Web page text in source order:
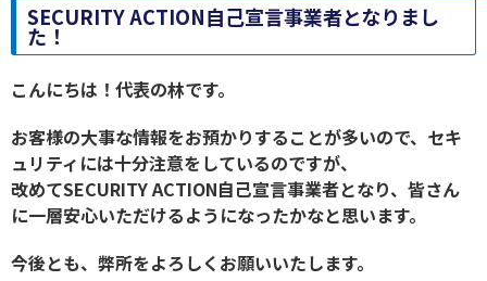
SECURITY ACTION自己宣言事業者となりまし
た！
こんにちは！代表の林です。
お客様の大事な情報をお預かりすることが多いので、セキ
ュリティには十分注意をしているのですが、
改めてSECURITY ACTION自己宣言事業者となり、皆さん
に一層安心いただけるようになったかなと思います。
今後とも、弊所をよろしくお願いいたします。